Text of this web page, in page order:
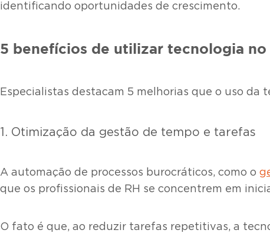
identificando oportunidades de crescimento.
5 benefícios de utilizar tecnologia no
Especialistas destacam 5 melhorias que o uso da
1. Otimização da gestão de tempo e tarefas
A automação de processos burocráticos, como o
que os profissionais de RH se concentrem em
O fato é que, ao reduzir tarefas repetitivas, a